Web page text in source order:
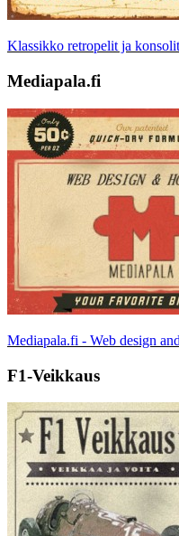
Klassikko retropelit ja konsolit
Mediapala.fi
Mediapala.fi - Web design
F1-Veikkaus